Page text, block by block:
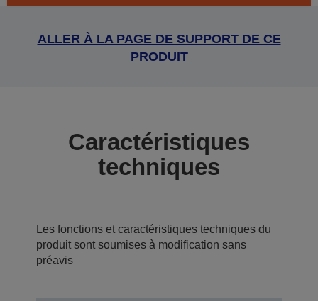
ALLER À LA PAGE DE SUPPORT DE CE
PRODUIT
Caractéristiques
techniques
Les fonctions et caractéristiques techniques du
produit sont soumises à modification sans
préavis